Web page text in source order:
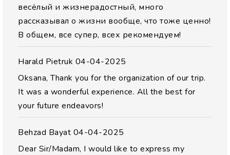
весёлый и жизнерадостный, много
рассказывал о жизни вообще, что тоже ценно!
В общем, все супер, всех рекомендуем!
Harald Pietruk 04-04-2025
Oksana, Thank you for the organization of our trip.
It was a wonderful experience. All the best for
your future endeavors!
Behzad Bayat 04-04-2025
Dear Sir/Madam, I would like to express my